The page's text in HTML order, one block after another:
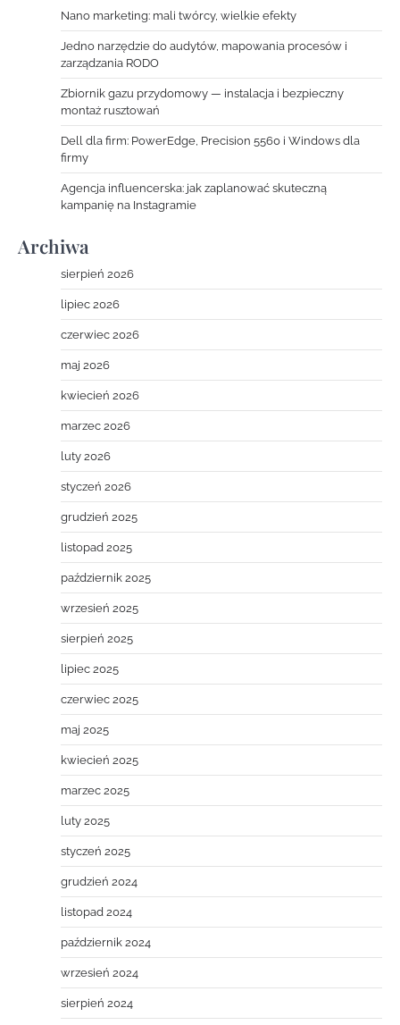
Nano marketing: mali twórcy, wielkie efekty
Jedno narzędzie do audytów, mapowania procesów i
zarządzania RODO
Zbiornik gazu przydomowy — instalacja i bezpieczny
montaż rusztowań
Dell dla firm: PowerEdge, Precision 5560 i Windows dla
firmy
Agencja influencerska: jak zaplanować skuteczną
kampanię na Instagramie
Archiwa
sierpień 2026
lipiec 2026
czerwiec 2026
maj 2026
kwiecień 2026
marzec 2026
luty 2026
styczeń 2026
grudzień 2025
listopad 2025
październik 2025
wrzesień 2025
sierpień 2025
lipiec 2025
czerwiec 2025
maj 2025
kwiecień 2025
marzec 2025
luty 2025
styczeń 2025
grudzień 2024
listopad 2024
październik 2024
wrzesień 2024
sierpień 2024